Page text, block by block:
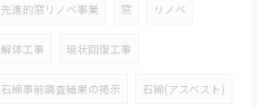
先進的窓リノベ事業 窓 リノベ
解体工事 現状回復工事
石綿事前調査結果の掲示 石綿(アスベスト)